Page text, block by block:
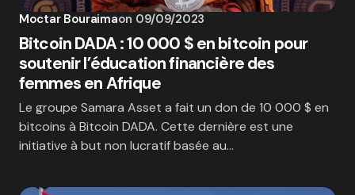
Moctar Bouraimaon 09/09/2023
Bitcoin DADA : 10 000 $ en bitcoin pour
soutenir l’éducation financière des
femmes en Afrique
Le groupe Samara Asset a fait un don de 10 000 $ en
bitcoins à Bitcoin DADA. Cette dernière est une
initiative à but non lucratif basée au…